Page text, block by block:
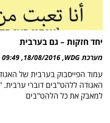
יחד חזקות – גם בערבית
מערכת WDG 18/08/2016
09:49
עמוד הפייסבוק בערבית של
האגודה ללהט"בים דוברי ערבית.
למאבק את כל הלהט"בים